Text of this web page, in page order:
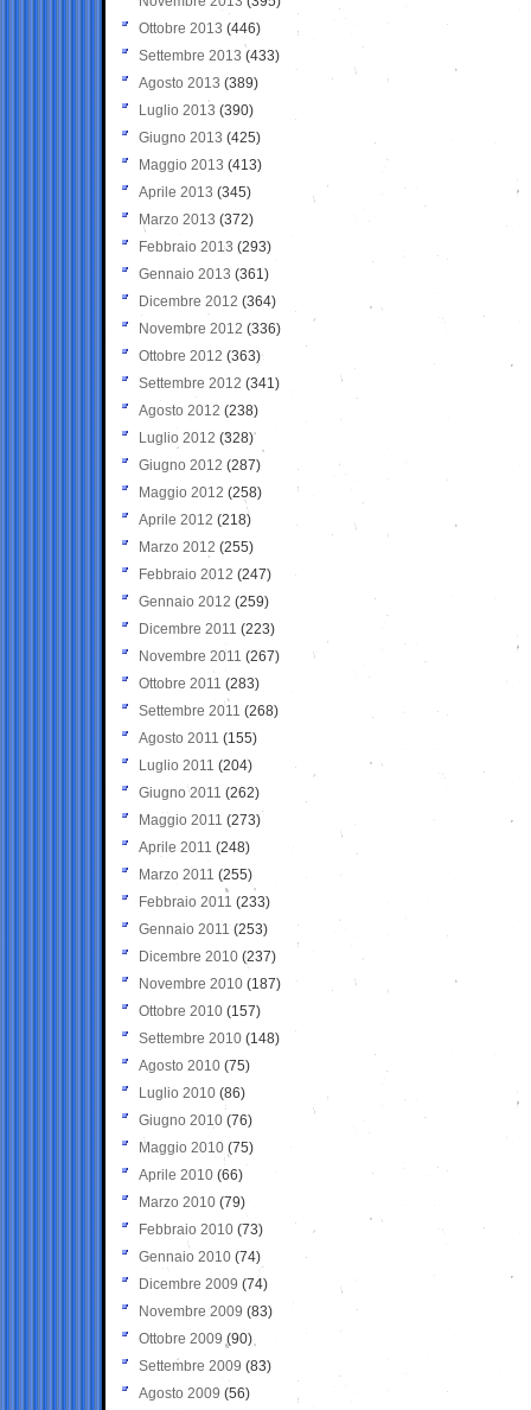
Ottobre 2013 (446)
Settembre 2013 (433)
Agosto 2013 (389)
Luglio 2013 (390)
Giugno 2013 (425)
Maggio 2013 (413)
Aprile 2013 (345)
Marzo 2013 (372)
Febbraio 2013 (293)
Gennaio 2013 (361)
Dicembre 2012 (364)
Novembre 2012 (336)
Ottobre 2012 (363)
Settembre 2012 (341)
Agosto 2012 (238)
Luglio 2012 (328)
Giugno 2012 (287)
Maggio 2012 (258)
Aprile 2012 (218)
Marzo 2012 (255)
Febbraio 2012 (247)
Gennaio 2012 (259)
Dicembre 2011 (223)
Novembre 2011 (267)
Ottobre 2011 (283)
Settembre 2011 (268)
Agosto 2011 (155)
Luglio 2011 (204)
Giugno 2011 (262)
Maggio 2011 (273)
Aprile 2011 (248)
Marzo 2011 (255)
Febbraio 2011 (233)
Gennaio 2011 (253)
Dicembre 2010 (237)
Novembre 2010 (187)
Ottobre 2010 (157)
Settembre 2010 (148)
Agosto 2010 (75)
Luglio 2010 (86)
Giugno 2010 (76)
Maggio 2010 (75)
Aprile 2010 (66)
Marzo 2010 (79)
Febbraio 2010 (73)
Gennaio 2010 (74)
Dicembre 2009 (74)
Novembre 2009 (83)
Ottobre 2009 (90)
Settembre 2009 (83)
Agosto 2009 (56)